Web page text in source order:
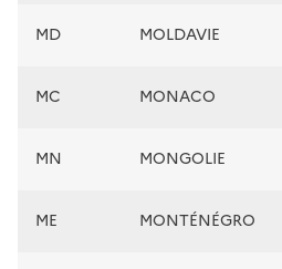
MD MOLDAVIE
MC MONACO
MN MONGOLIE
ME MONTÉNÉGRO